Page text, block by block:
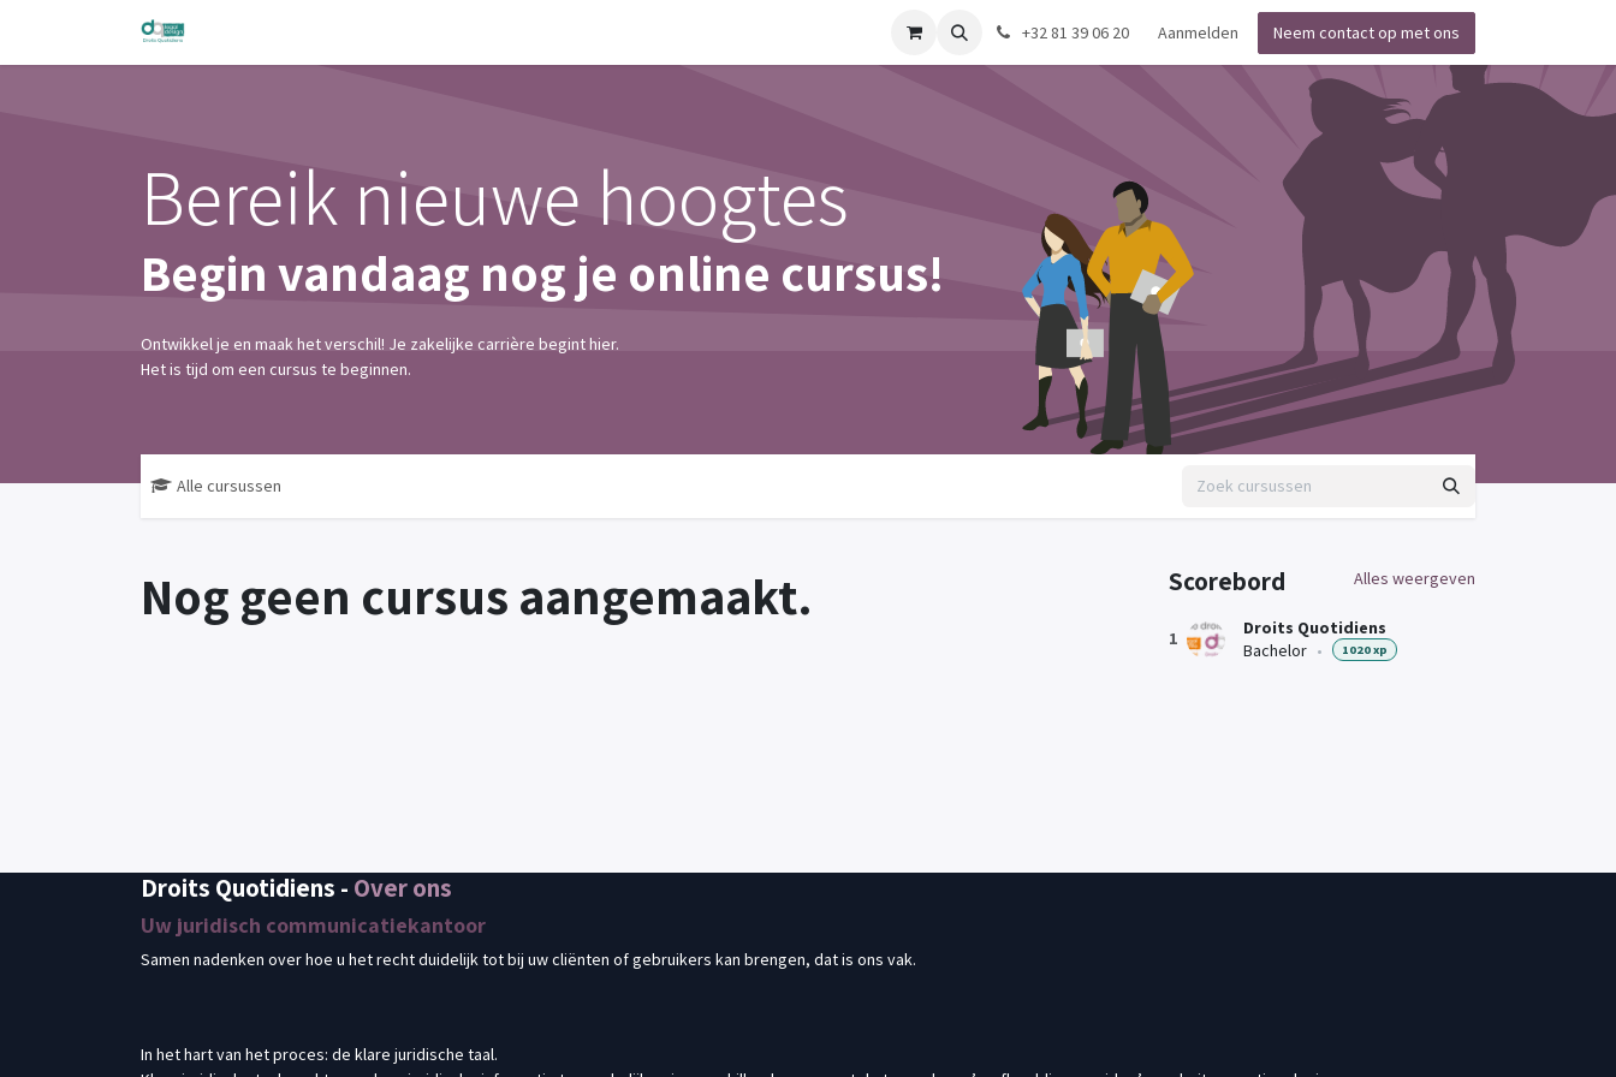
+32 81 39 06 20 Aanmelden Neem contact op met ons
Bereik nieuwe hoogtes
Begin vandaag nog je online cursus!
Ontwikkel je en maak het verschil! Je zakelijke carrière begint hier.
Het is tijd om een cursus te beginnen.
Alle cursussen
Alles weergeven
Scorebord
1
Droits Quotidiens
Bachelor • 1020 xp
Nog geen cursus aangemaakt.
Droits Quotidiens - Over ons
Uw juridisch communicatiekantoor
Samen nadenken over hoe u het recht duidelijk tot bij uw cliënten of gebruikers kan brengen, dat is ons vak.
In het hart van het proces: de klare juridische taal.